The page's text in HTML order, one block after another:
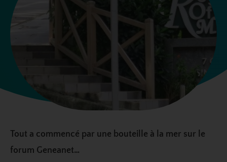
Tout a commencé par une bouteille à la mer sur le
forum Geneanet…